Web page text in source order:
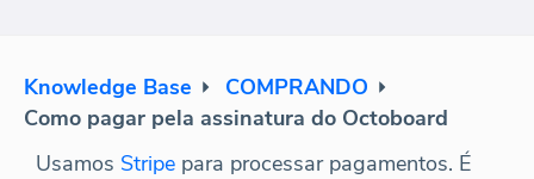
Knowledge Base
COMPRANDO
Como pagar pela assinatura do Octoboard
Usamos Stripe para processar pagamentos. É